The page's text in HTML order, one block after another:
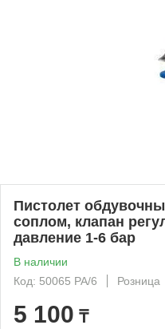
Пистолет
соплом, клапан
давление 1-6 бар
В наличии
Код: 50065 PA/6
Розница
5 100 ₸